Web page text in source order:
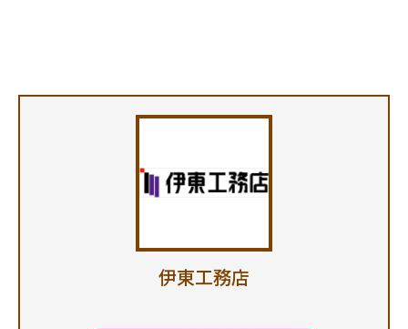
伊東工務店